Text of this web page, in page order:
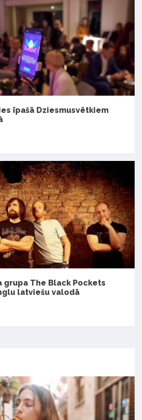
īpašā Dziesmusvētkiem
grupa The Black Pockets
latviešu valodā